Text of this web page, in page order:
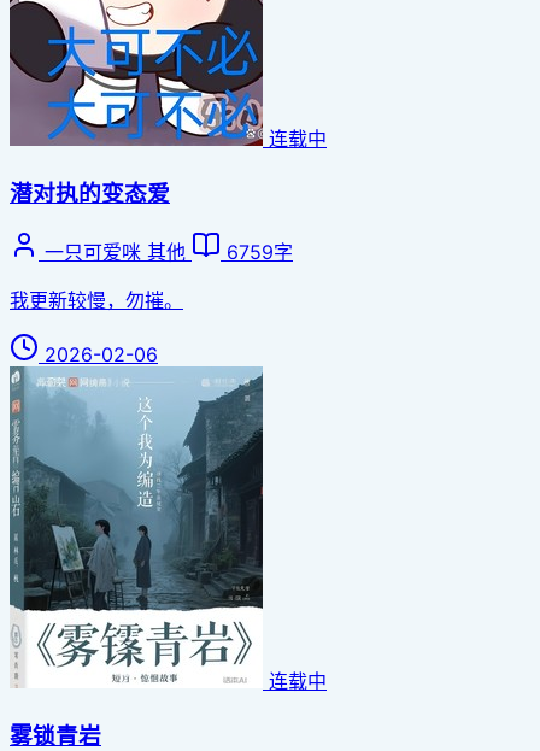
连载中
潜对执的变态爱
一只可爱咪 其他
6759字
我更新较慢，勿摧。
2026-02-06
连载中
雾锁青岩